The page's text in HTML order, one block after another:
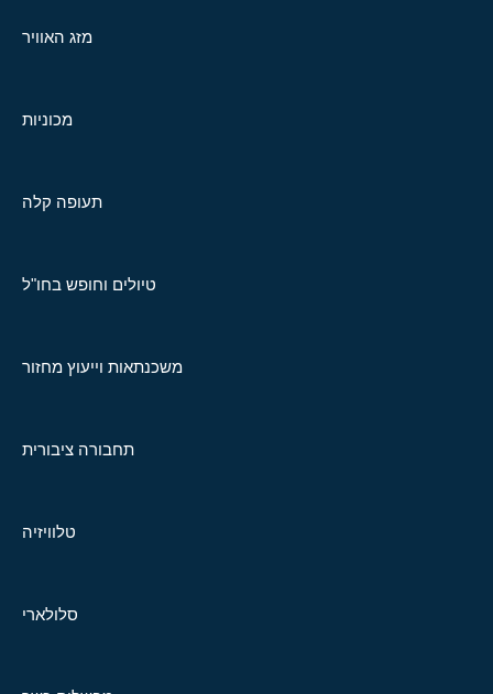
מזג האוויר
מכוניות
תעופה קלה
טיולים וחופש בחו"ל
משכנתאות וייעוץ מחזור
תחבורה ציבורית
טלוויזיה
סלולארי